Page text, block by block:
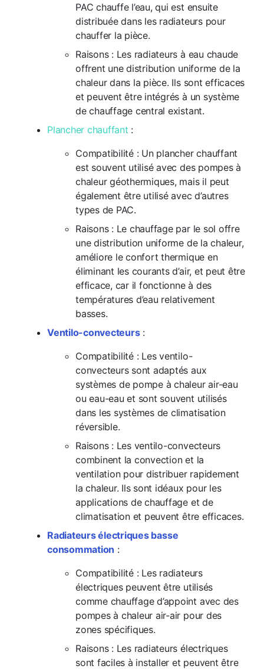
PAC chauffe l’eau, qui est ensuite
distribuée dans les radiateurs pour
chauffer la pièce.
Raisons : Les radiateurs à eau chaude
offrent une distribution uniforme de la
chaleur dans la pièce. Ils sont efficaces
et peuvent être intégrés à un système
de chauffage central existant.
Plancher chauffant :
Compatibilité : Un plancher chauffant
est souvent utilisé avec des pompes à
chaleur géothermiques, mais il peut
également être utilisé avec d’autres
types de PAC.
Raisons : Le chauffage par le sol offre
une distribution uniforme de la chaleur,
améliore le confort thermique en
éliminant les courants d’air, et peut être
efficace, car il fonctionne à des
températures d’eau relativement
basses.
Ventilo-convecteurs:
Compatibilité : Les ventilo-
convecteurs sont adaptés aux
systèmes de pompe à chaleur air-eau
ou eau-eau et sont souvent utilisés
dans les systèmes de climatisation
réversible.
Raisons : Les ventilo-convecteurs
combinent la convection et la
ventilation pour distribuer rapidement
la chaleur. Ils sont idéaux pour les
applications de chauffage et de
climatisation et peuvent être efficaces.
Radiateurs électriques basse
consommation :
Compatibilité : Les radiateurs
électriques peuvent être utilisés
comme chauffage d’appoint avec des
pompes à chaleur air-air pour des
zones spécifiques.
Raisons : Les radiateurs électriques
sont faciles à installer et peuvent être